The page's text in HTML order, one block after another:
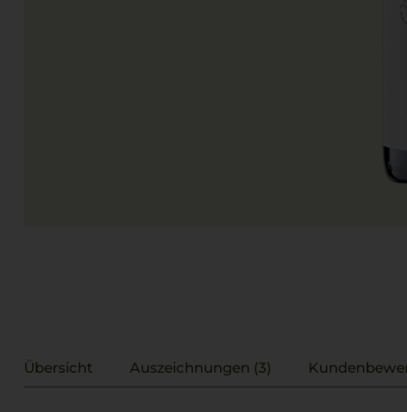
Übersicht Auszeichnungen (3)